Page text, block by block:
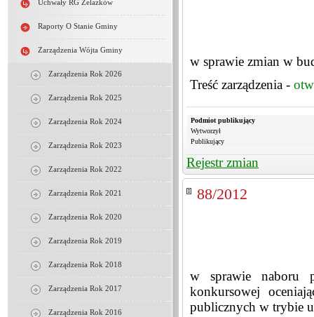
Uchwały RG Żelazków
Raporty O Stanie Gminy
Zarządzenia Wójta Gminy
Zarządzenia Rok 2026
Zarządzenia Rok 2025
Zarządzenia Rok 2024
Zarządzenia Rok 2023
Zarządzenia Rok 2022
Zarządzenia Rok 2021
Zarządzenia Rok 2020
Zarządzenia Rok 2019
Zarządzenia Rok 2018
Zarządzenia Rok 2017
Zarządzenia Rok 2016
w sprawie zmian w
Treść zarządzenia -
Podmiot publikujący
Wytworzył
Publikujący
Rejestr zmian
88/2012
w sprawie naboru
konkursowej
publicznych w trybie